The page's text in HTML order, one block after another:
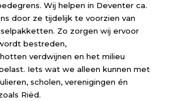
Wij helpen in Deventer ca.
door ze tijdelijk te voorzien van
Zo zorgen wij ervoor
bestreden,
verdwijnen en het milieu
Iets wat we alleen kunnen met
scholen, verenigingen én
Riëd.